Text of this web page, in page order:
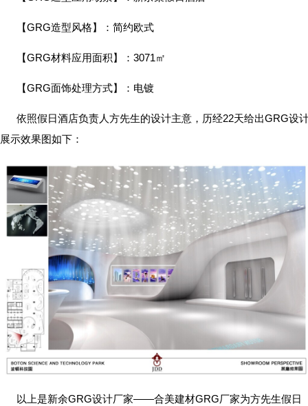
【GRG造型风格】：简约欧式
【GRG材料应用面积】：3071㎡
【GRG面饰处理方式】：电镀
依照假日酒店负责人方先生的设计主意，历经22天给出GRG设
展示效果图如下：
以上是新余GRG设计厂家——合美建材GRG厂家为方先生假日